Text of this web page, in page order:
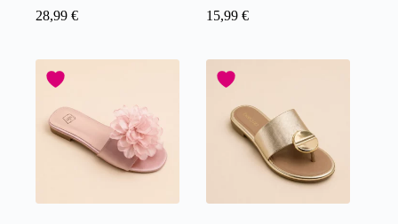
28,99 €
15,99€